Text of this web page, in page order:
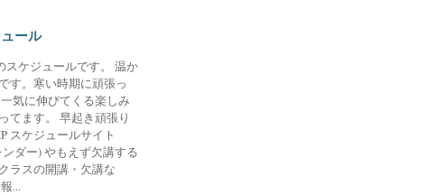
ール
スケジュールです。 温か
す。寒い時期に頑張っ
気に伸びてくる楽しみ
てます。 早起き頑張り
スケジュールサイト
ダー) やもえず欠講する
ラスの開講・欠講な
...